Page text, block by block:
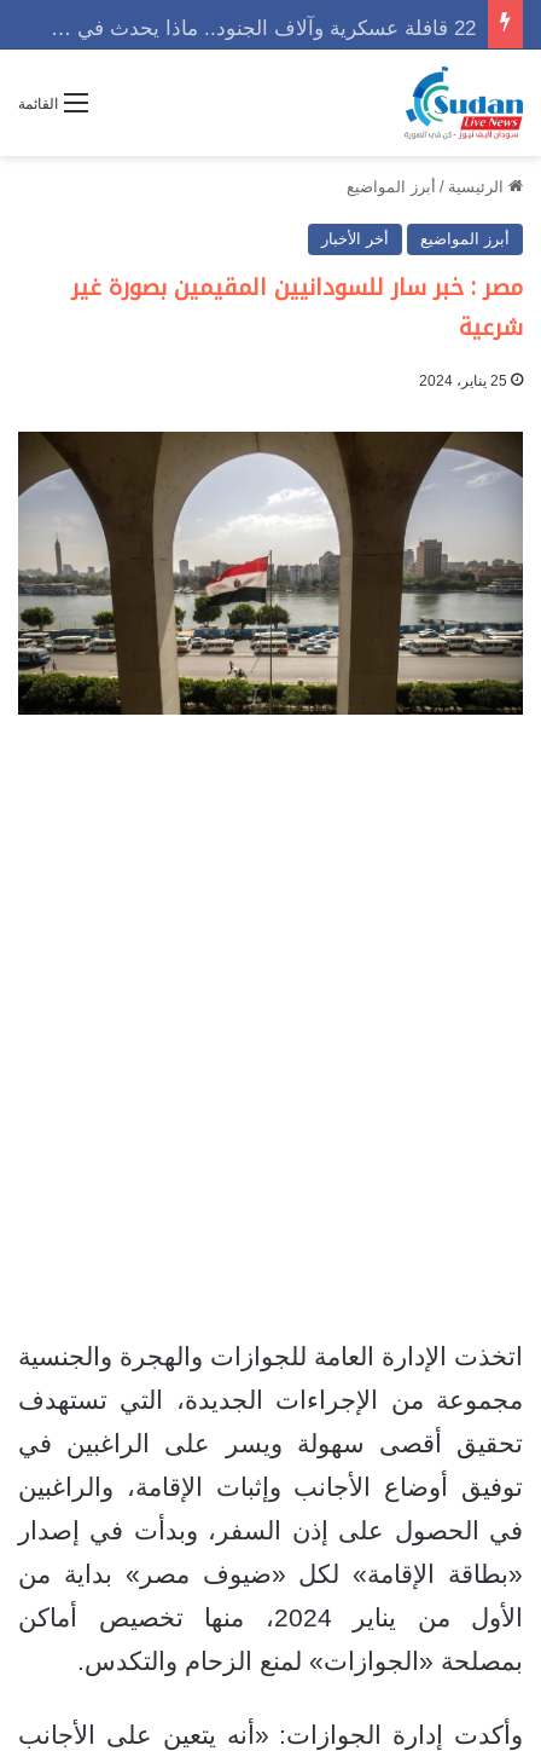
القائمة
الرئيسية / أبرز المواضيع
أبرز المواضيع أخر الأخبار
مصر : خبر سار للسودانيين المقيمين بصورة غير
شرعية
25 يناير، 2024
اتخذت الإدارة العامة للجوازات والهجرة والجنسية
مجموعة من الإجراءات الجديدة، التي تستهدف
تحقيق أقصى سهولة ويسر على الراغبين في
توفيق أوضاع الأجانب وإثبات الإقامة، والراغبين
في الحصول على إذن السفر، وبدأت في إصدار
«بطاقة الإقامة» لكل «ضيوف مصر» بداية من
الأول من يناير 2024، منها تخصيص أماكن
بمصلحة «الجوازات» لمنع الزحام والتكدس.
وأكدت إدارة الجوازات: «أنه يتعين على الأجانب